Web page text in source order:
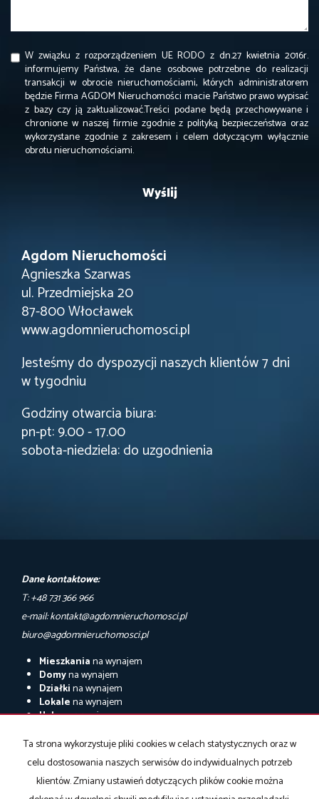
W związku z rozporządzeniem UE RODO z dn.27 kwietnia 2016r.
informujemy Państwa, że dane osobowe potrzebne do realizacji
transakcji w obrocie nieruchomościami, których administratorem
będzie Firma AGDOM Nieruchomości macie Państwo prawo wypisać
z bazy czy ją zaktualizować.Treści podane będą przechowywane i
chronione w naszej firmie zgodnie z polityką bezpieczeństwa oraz
wykorzystane zgodnie z zakresem i celem dotyczącym wyłącznie
obrotu nieruchomościami.
Agdom Nieruchomości
Agnieszka Szarwas
ul. Przedmiejska 20
87-800 Włocławek
www.agdomnieruchomosci.pl
Jesteśmy do dyspozycji naszych klientów 7 dni
w tygodniu
Godziny otwarcia biura:
pn-pt: 9.00 - 17.00
sobota-niedziela: do uzgodnienia
Dane kontaktowe:
T: +48 731 366 966
e-mail: kontakt@agdomnieruchomosci.pl
biuro@agdomnieruchomosci.pl
Mieszkaniana wynajem
Domyna wynajem
Działkina wynajem
Lokalena wynajem
Halena wynajem
Mieszkania
na sprzedaż
Domyna sprzedaż
Działkina sprzedaż
Lokalena sprzedaż
Ta strona wykorzystuje pliki cookies w celach statystycznych oraz w
celu dostosowania naszych serwisów do indywidualnych potrzeb
klientów. Zmiany ustawień dotyczących plików cookie można